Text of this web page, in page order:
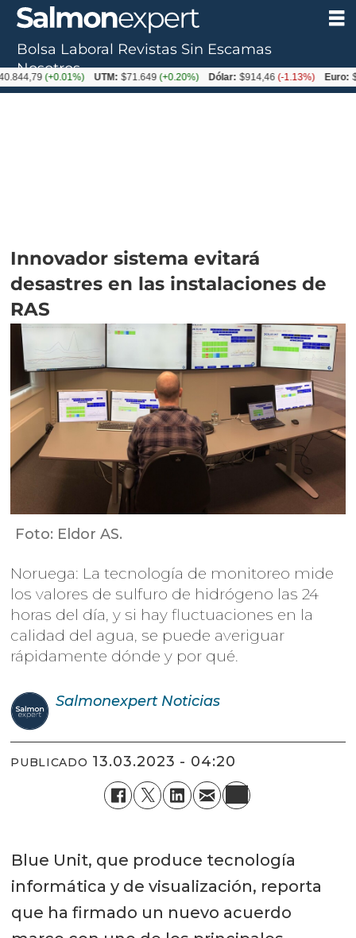
Innovador sistema evitará
desastres en las instalaciones de
RAS
Foto: Eldor AS.
Noruega: La tecnología de monitoreo mide
los valores de sulfuro de hidrógeno las 24
horas del día, y si hay fluctuaciones en la
calidad del agua, se puede averiguar
rápidamente dónde y por qué.
Salmonexpert Noticias
PUBLICADO 13.03.2023 - 04:20
Blue Unit, que produce tecnología
informática y de visualización, reporta
que ha firmado un nuevo acuerdo
Bolsa Laboral Revistas Sin Escamas
Nosotros
(+0.01%) UTM: $71.649(+0.20%) Dólar: $914,46(-1.13%) Euro: